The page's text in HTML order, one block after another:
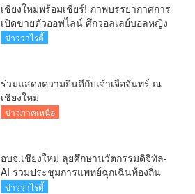
เชียงใหม่พร้อมเชียร์! ภาพบรรยากาศการ
เปิดขายตั๋วออฟไลน์ ศึกวอลเลย์บอลหญิง
‘BYD DMI 6th SEA V Cup’ 6 ส.ค. นี้ รวม
ข่าววาไรตี้
ร่วมแสดงความยินดีกับเจ้าเจือจันทร์ ณ
เชียงใหม่
ข่าวภาคเหนือ
อบจ.เชียงใหม่ ลุยศึกษานวัตกรรมดิจิทัล-
AI ร่วมประชุมการแพทย์ฉุกเฉินท้องถิ่น
ระดับชาติ ครั้งที่ 10 ยกระดับศูนย์
ข่าววาไรตี้